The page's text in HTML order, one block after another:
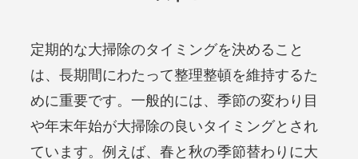
定期的な大掃除のタイミングを決めること
は、長期間にわたって整理整頓を維持するた
めに重要です。一般的には、季節の変わり目
や年末年始が大掃除の良いタイミングとされ
ています。例えば、春と秋の季節替わりに大